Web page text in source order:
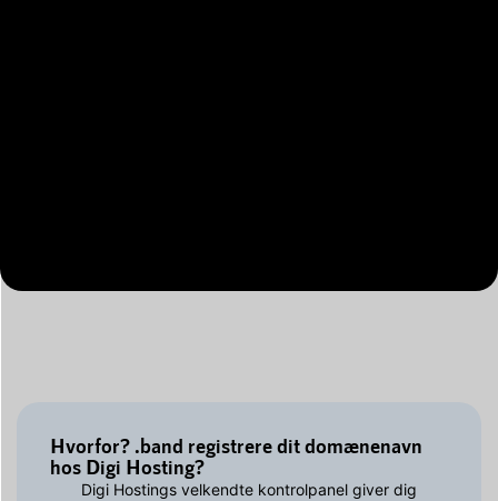
Hvorfor? .band registrere dit domænenavn
hos Digi Hosting?
Digi Hostings velkendte kontrolpanel giver dig